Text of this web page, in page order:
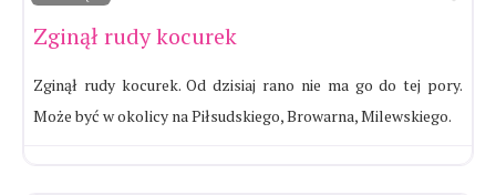
Zginął rudy kocurek
Zginął rudy kocurek. Od dzisiaj rano nie ma go do tej pory.
Może być w okolicy na Piłsudskiego, Browarna, Milewskiego.